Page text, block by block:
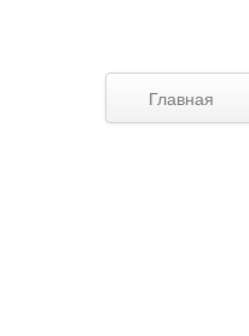
Главная